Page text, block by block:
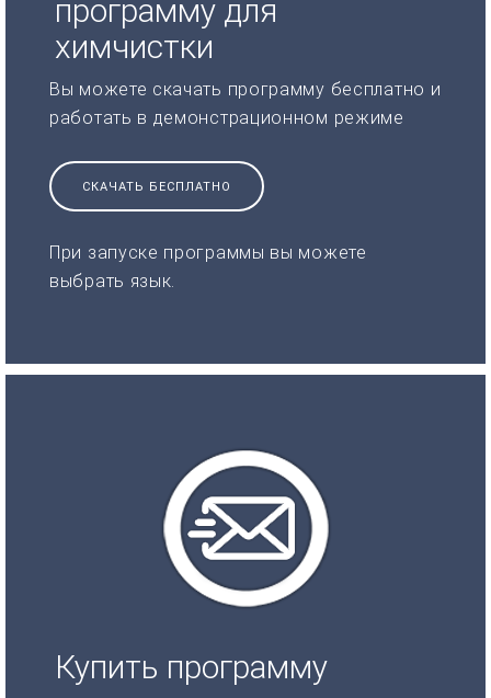
программу для
химчистки
Вы можете скачать программу бесплатно и
работать в демонстрационном режиме
СКАЧАТЬ БЕСПЛАТНО
При запуске программы вы можете
выбрать язык.
Купить программу